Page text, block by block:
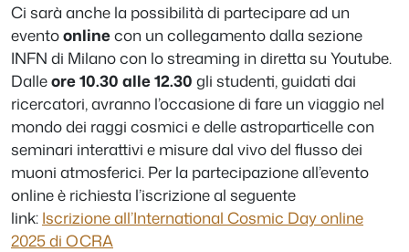
Ci sarà anche la possibilità di partecipare ad un
eventoonlinecon un collegamento dalla sezione
INFN di Milano con lo streaming in diretta su Youtube.
Dalleore 10.30 alle 12.30 gli studenti, guidati dai
ricercatori, avranno l’occasione di fare un viaggio nel
mondo dei raggi cosmici e delle astroparticelle con
seminari interattivi e misure dal vivo del flusso dei
muoni atmosferici. Per la partecipazione all’evento
online è richiesta l’iscrizione al seguente
link: Iscrizione all’International Cosmic Day online
2025 di OCRA